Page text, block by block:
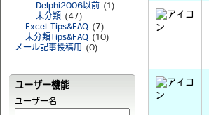
Delphi2006以前 (1)
未分類 (47)
Excel Tips&FAQ (7)
未分類Tips&FAQ (10)
メール記事投稿用
(0)
ユーザー機能
ユーザー名